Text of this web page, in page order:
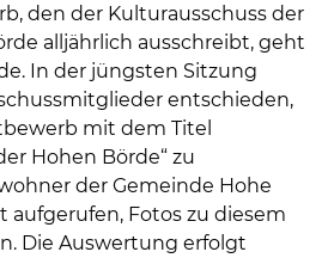
den der Kulturausschuss der
alljährlich ausschreibt, geht
In der jüngsten Sitzung
entschieden,
mit dem Titel
Hohen Börde“ zu
der Gemeinde Hohe
aufgerufen, Fotos zu diesem
Die Auswertung erfolgt